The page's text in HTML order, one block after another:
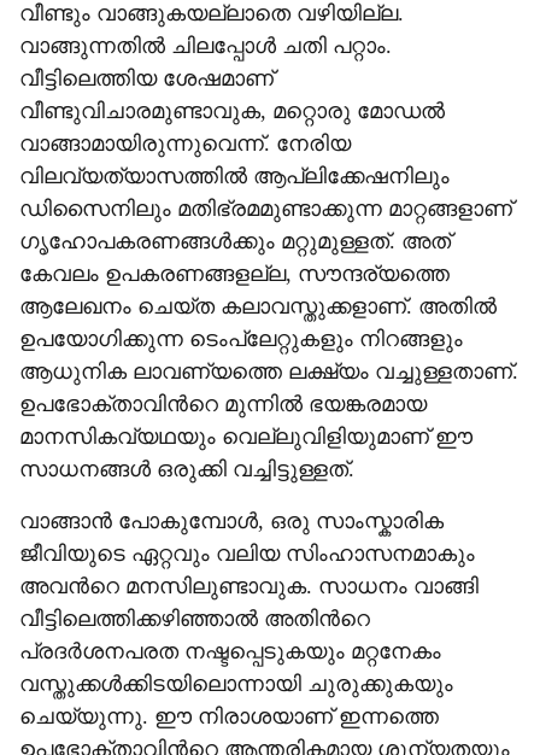
വീണ്ടും വാങ്ങുകയല്ലാതെ വഴിയില്ല.
വാങ്ങുന്നതിൽ ചിലപ്പോൾ ചതി പറ്റാം.
വീട്ടിലെത്തിയ ശേഷമാണ്
വീണ്ടുവിചാരമുണ്ടാവുക, മറ്റൊരു മോഡൽ
വാങ്ങാമായിരുന്നുവെന്ന്. നേരിയ
വിലവ്യത്യാസത്തിൽ ആപ്ലിക്കേഷനിലും
ഡിസൈനിലും മതിഭ്രമമുണ്ടാക്കുന്ന മാറ്റങ്ങളാണ്
ഗൃഹോപകരണങ്ങൾക്കും മറ്റുമുള്ളത്. അത്
കേവലം ഉപകരണങ്ങളല്ല, സൗന്ദര്യത്തെ
ആലേഖനം ചെയ്ത കലാവസ്തുക്കളാണ്. അതിൽ
ഉപയോഗിക്കുന്ന ടെംപ്ലേറ്റുകളും നിറങ്ങളും
ആധുനിക ലാവണ്യത്തെ ലക്ഷ്യം വച്ചുള്ളതാണ്.
ഉപഭോക്താവിന്‍റെ മുന്നിൽ ഭയങ്കരമായ
മാനസികവ്യഥയും വെല്ലുവിളിയുമാണ് ഈ
സാധനങ്ങൾ ഒരുക്കി വച്ചിട്ടുള്ളത്.
വാങ്ങാൻ പോകുമ്പോൾ, ഒരു സാംസ്കാരിക
ജീവിയുടെ ഏറ്റവും വലിയ സിംഹാസനമാകും
അവന്‍റെ മനസിലുണ്ടാവുക. സാധനം വാങ്ങി
വീട്ടിലെത്തിക്കഴിഞ്ഞാൽ അതിന്‍റെ
പ്രദർശനപരത നഷ്ടപ്പെടുകയും മറ്റനേകം
വസ്തുക്കൾക്കിടയിലൊന്നായി ചുരുക്കുകയും
ചെയ്യുന്നു. ഈ നിരാശയാണ് ഇന്നത്തെ
ഉപഭോക്താവിന്‍റെ ആന്തരികമായ ശൂന്യതയും